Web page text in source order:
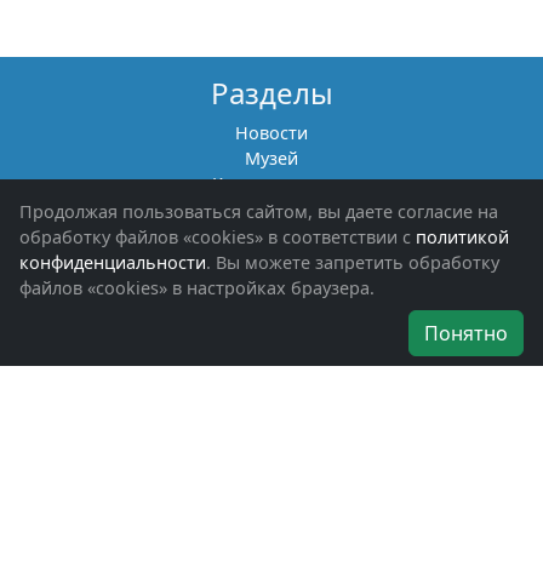
Разделы
Новости
Музей
Книги памяти
Фотоальбомы
Обращения граждан
Помощь участникам СВО и их семьям
Об организации
Наши награды
Продолжая пользоваться сайтом, вы даете согласие на
обработку файлов «cookies» в соответствии с политикой
конфиденциальности. Вы можете запретить обработку
файлов «cookies» в настройках браузера.
Понятно